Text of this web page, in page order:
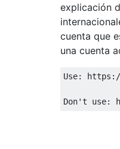
explicación
cuenta que
una cuenta
Use: https :
Don't use: